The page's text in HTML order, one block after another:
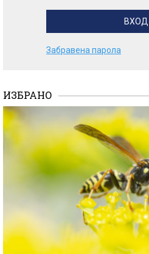
Забравена парола
ИЗБРАНО